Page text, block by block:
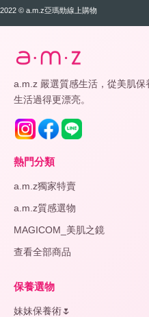
2022 © a.m.z亞瑪勁線上購物
a.m.z 嚴選質感生活，從美肌
生活過得更漂亮。
熱門分類
a.m.z獨家特賣
a.m.z質感選物
MAGICOM_美肌之鏡
查看全部商品
保養選物
妹妹保養術🌷